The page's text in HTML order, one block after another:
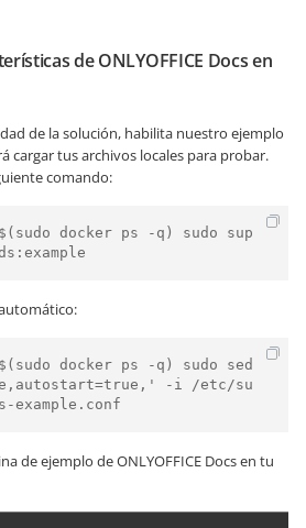
de ONLYOFFICE Docs en
de la solución, habilita nuestro ejemplo
cargar tus archivos locales para probar.
comando:
docker ps -q) sudo sup
docker ps -q) sudo sed
-i /etc/su
example.conf
de ejemplo de ONLYOFFICE Docs en tu